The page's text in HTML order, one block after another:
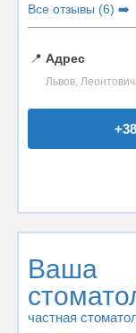
Все отзывы (6) ➡️
📍 Адрес
Львов,
Ваша
частная